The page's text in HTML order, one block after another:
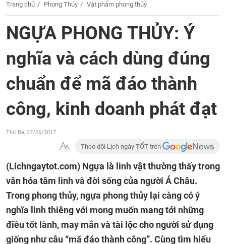
Trang chủ Phong Thủy Vật phẩm phong thủy
NGỰA PHONG THỦY: Ý
nghĩa và cách dùng đúng
chuẩn để mã đáo thành
công, kinh doanh phát đạt
Thứ Ba, 27/06/2017
Theo dõi Lịch ngày TỐT trên
(Lichngaytot.com) Ngựa là linh vật thường thấy trong
văn hóa tâm linh và đời sống của người Á Châu.
Trong phong thủy, ngựa phong thủy lại càng có ý
nghĩa linh thiêng với mong muốn mang tới những
điều tốt lành, may mắn và tài lộc cho người sử dụng
giống như câu “mã đáo thành công”. Cùng tìm hiểu